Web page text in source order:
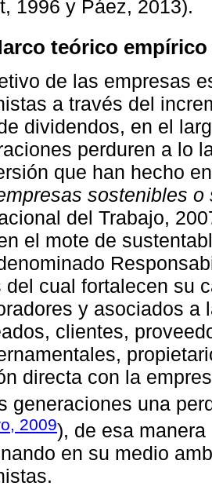
1996 y Páez, 2013).
teórico empírico
de las empresas
a través del
dividendos, en el
perduren a lo
que han hecho
sostenibles o
del Trabajo,
el mote de
del cual fortalecen su
y asociados a
clientes,
directa con la
generaciones una
2009), de esa
en su medio